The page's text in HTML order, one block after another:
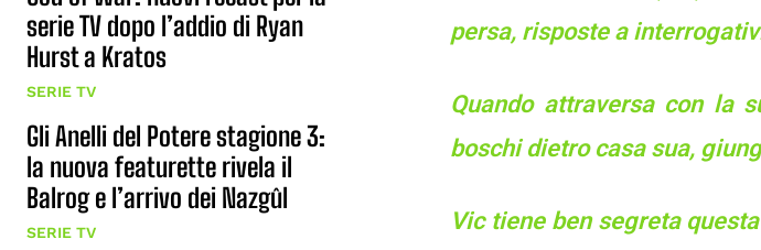
serie TV dopo l’addio di Ryan
Hurst a Kratos
SERIE TV
Gli Anelli del Potere stagione 3:
la nuova featurette rivela il
Balrog e l’arrivo dei Nazgûl
SERIE TV
persa, risposte a
Quando attraversa con la
boschi dietro casa sua,
Vic tiene ben segreta